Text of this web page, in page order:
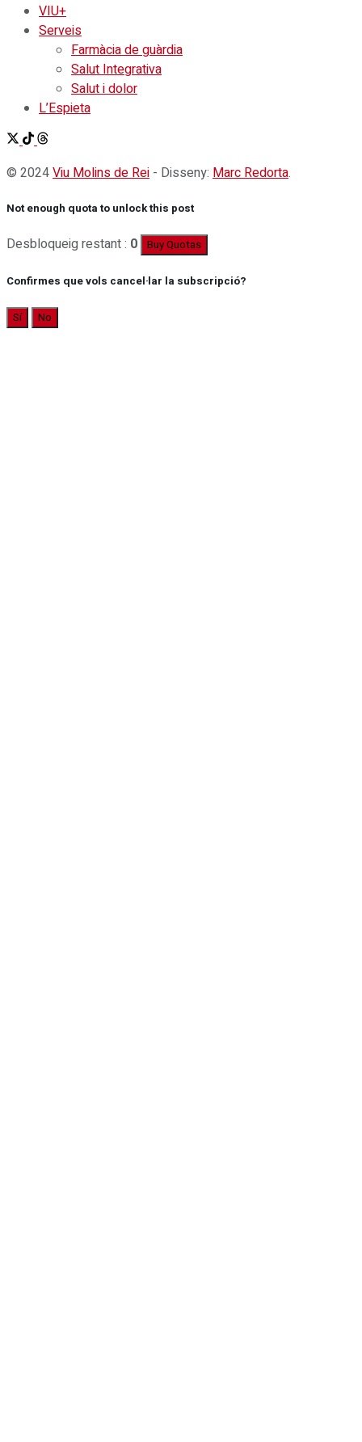
VIU+
Serveis
Farmàcia de guàrdia
Salut Integrativa
Salut i dolor
L’Espieta
© 2024Viu Molins de Rei - Disseny: Marc Redorta.
Not enough quota to unlock this post
Desbloqueig restant : 0 Buy Quotas
Confirmes que vols cancel·lar la subscripció?
Sí No